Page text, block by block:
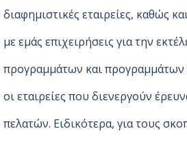
διαφημιστικές εταιρείες, καθώς
με εμάς επιχειρήσεις για την
προγραμμάτων και προγραμμάτων
οι εταιρείες που διενεργούν
πελατών. Ειδικότερα, για τους